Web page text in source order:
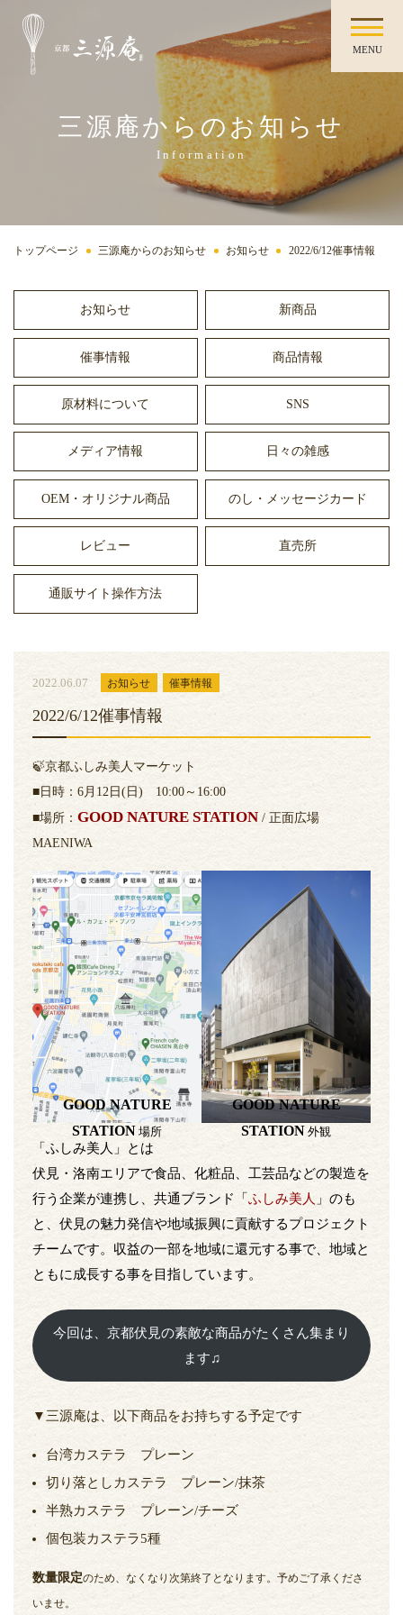
MENU
三源庵からのお知らせ
Information
トップページ 三源庵からのお知らせ お知らせ 2022/6/12催事情報
お知らせ 新商品
催事情報 商品情報
原材料について SNS
メディア情報 日々の雑感
OEM・オリジナル商品 のし・メッセージカード
レビュー 直売所
通販サイト操作方法
2022.06.07 お知らせ 催事情報
2022/6/12催事情報
🍃京都ふしみ美人マーケット
■日時：6月12日(日) 10:00～16:00
■場所： GOOD NATURE STATION / 正面広場
MAENIWA
GOOD NATURE
STATION 場所
GOOD NATURE
STATION 外観
「ふしみ美人」とは
伏見・洛南エリアで食品、化粧品、工芸品などの製造を
行う企業が連携し、共通ブランド「 ふしみ美人 」のも
と、伏見の魅力発信や地域振興に貢献するプロジェクト
チームです。収益の一部を地域に還元する事で、地域と
ともに成長する事を目指しています。
今回は、京都伏見の素敵な商品がたくさん集まり
ます♫
▼三源庵は、以下商品をお持ちする予定です
台湾カステラ プレーン
切り落としカステラ プレーン/抹茶
半熟カステラ プレーン/チーズ
個包装カステラ5種
数量限定のため、なくなり次第終了となります。予めご了承くださ
いませ。